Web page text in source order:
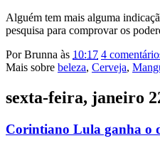
Alguém tem mais alguma
pesquisa para comprovar os
PorBrunna às 10:17 4
Mais sobre beleza, Cerveja,
sexta-feira, janeiro
Corintiano Lula ganha o